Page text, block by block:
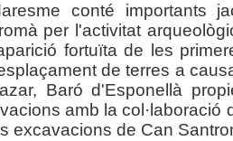
conté importants
per l'activitat
fortuïta de les
de terres a
Baró d'Esponellà
amb la col·laboració
excavacions de Can